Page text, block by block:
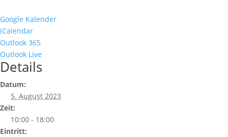
Google Kalender
iCalendar
Outlook 365
Outlook Live
Details
Datum:
5. August 2023
Zeit:
10:00 - 18:00
Eintritt: